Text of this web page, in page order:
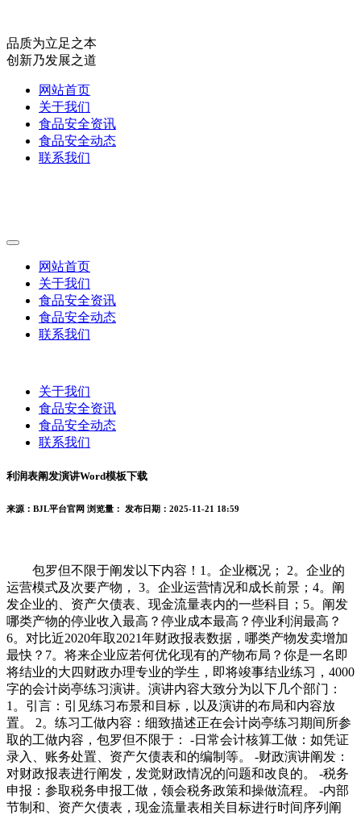
品质为立足之本
创新乃发展之道
网站首页
关于我们
食品安全资讯
食品安全动态
联系我们
网站首页
关于我们
食品安全资讯
食品安全动态
联系我们
关于我们
食品安全资讯
食品安全动态
联系我们
利润表阐发演讲Word模板下载
来源：BJL平台官网 浏览量： 发布日期：2025-11-21 18:59
包罗但不限于阐发以下内容！1。企业概况； 2。企业的
运营模式及次要产物， 3。企业运营情况和成长前景；4。阐
发企业的、资产欠债表、现金流量表内的一些科目；5。阐发
哪类产物的停业收入最高？停业成本最高？停业利润最高？
6。对比近2020年取2021年财政报表数据，哪类产物发卖增加
最快？7。将来企业应若何优化现有的产物布局？你是一名即
将结业的大四财政办理专业的学生，即将竣事结业练习，4000
字的会计岗亭练习演讲。演讲内容大致分为以下几个部门：
1。引言：引见练习布景和目标，以及演讲的布局和内容放
置。 2。练习工做内容：细致描述正在会计岗亭练习期间所参
取的工做内容，包罗但不限于： -日常会计核算工做：如凭证
录入、账务处置、资产欠债表和的编制等。 -财政演讲阐发：
对财政报表进行阐发，发觉财政情况的问题和改良的。 -税务
申报：参取税务申报工做，领会税务政策和操做流程。 -内部
节制和、资产欠债表，现金流量表相关目标进行时间序列阐